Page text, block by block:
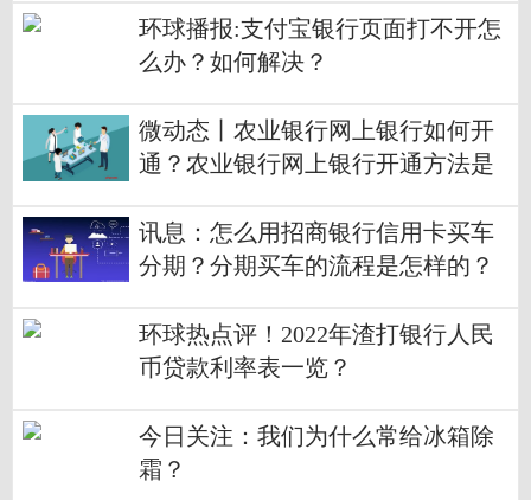
环球播报:支付宝银行页面打不开怎
么办？如何解决？
微动态丨农业银行网上银行如何开
通？农业银行网上银行开通方法是
讯息：怎么用招商银行信用卡买车
分期？分期买车的流程是怎样的？
环球热点评！2022年渣打银行人民
币贷款利率表一览？
今日关注：我们为什么常给冰箱除
霜？